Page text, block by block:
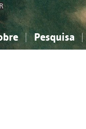
Pesquisa
sociais...
sociais...